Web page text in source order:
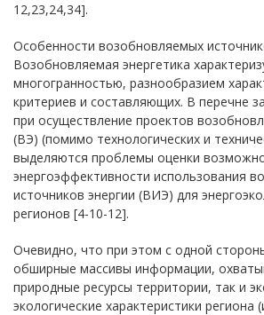
12,23,24,34].
Особенности возобновляемых
Возобновляемая энергетика
многогранностью, разнообразием
критериев и составляющих. В перечне
при осуществление проектов
(ВЭ) (помимо технологических и
выделяются проблемы оценки
энергоэффективности использования
источников энергии (ВИЭ) для
регионов [4-10-12].
Очевидно, что при этом с одной
обширные массивы информации,
природные ресурсы территории, так и
экологические характеристики региона